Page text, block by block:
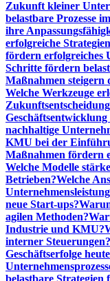
Zukunft kleiner
belastbare Prozesse
ihre
erfolgreiche
fördern erfolgreiches
Schritte fördern
Maßnahmen steigern
Welche Werkzeuge
Geschäftsentwicklung
nachhaltige
KMU bei der
Maßnahmen fördern
Welche Modelle
Betrieben?Welche
neue Start-ups?
agilen Methoden?
Industrie und KMU?
interner Steuerungen?
Geschäftserfolge
belastbare